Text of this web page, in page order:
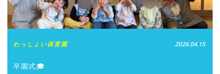
わっしょい保育園 2026.04.15
卒園式🎓